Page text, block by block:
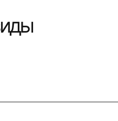
решений
интеллекта